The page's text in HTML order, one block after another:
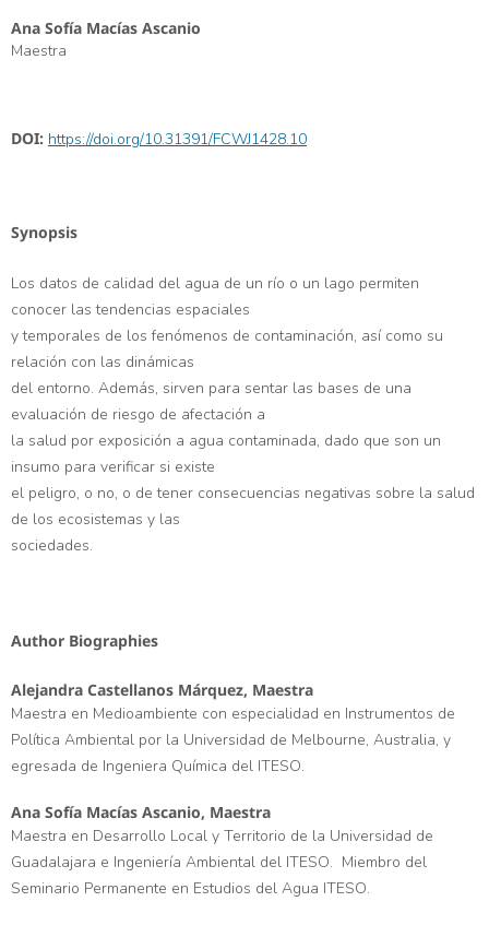
Ana Sofía Macías Ascanio
Maestra
DOI: https://doi.org/10.31391/FCWJ1428.10
Synopsis
Los datos de calidad del agua de un río o un lago permiten
conocer las tendencias espaciales
y temporales de los fenómenos de contaminación, así como su
relación con las dinámicas
del entorno. Además, sirven para sentar las bases de una
evaluación de riesgo de afectación a
la salud por exposición a agua contaminada, dado que son un
insumo para verificar si existe
el peligro, o no, o de tener consecuencias negativas sobre la salud
de los ecosistemas y las
sociedades.
Author Biographies
Alejandra Castellanos Márquez, Maestra
Maestra en Medioambiente con especialidad en Instrumentos de
Política Ambiental por la Universidad de Melbourne, Australia, y
egresada de Ingeniera Química del ITESO.
Ana Sofía Macías Ascanio, Maestra
Maestra en Desarrollo Local y Territorio de la Universidad de
Guadalajara e Ingeniería Ambiental del ITESO. Miembro del
Seminario Permanente en Estudios del Agua ITESO.